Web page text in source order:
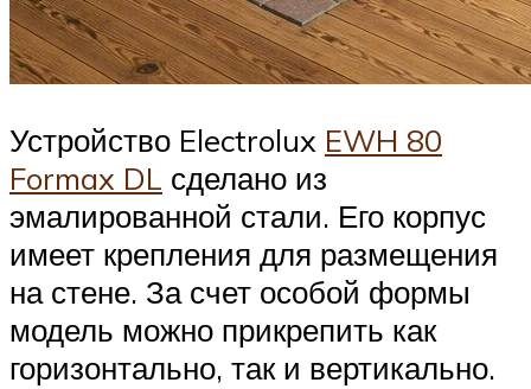
Устройство Electrolux EWH 80
Formax DL сделано из
эмалированной стали. Его корпус
имеет крепления для размещения
на стене. За счет особой формы
модель можно прикрепить как
горизонтально, так и вертикально.